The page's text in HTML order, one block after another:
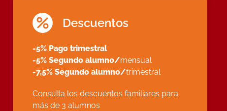
Descuentos
-5% Pago trimestral
-5% Segundo alumno/mensual
-7,5% Segundo alumno/trimestral
Consulta los descuentos familiares para
más de 3 alumnos